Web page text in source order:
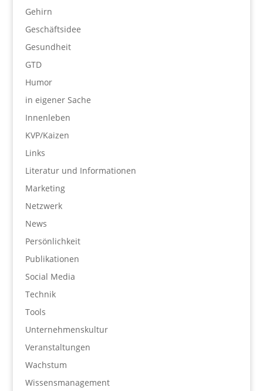
Gehirn
Geschäftsidee
Gesundheit
GTD
Humor
in eigener Sache
Innenleben
KVP/Kaizen
Links
Literatur und Informationen
Marketing
Netzwerk
News
Persönlichkeit
Publikationen
Social Media
Technik
Tools
Unternehmenskultur
Veranstaltungen
Wachstum
Wissensmanagement